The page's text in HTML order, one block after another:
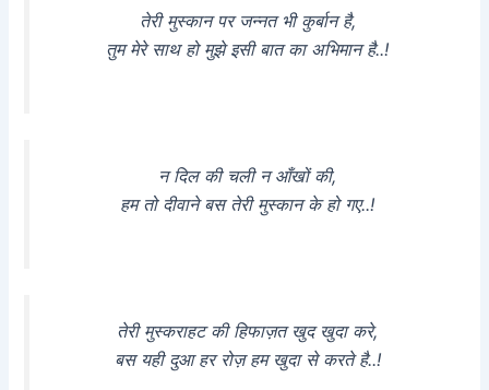
तेरी मुस्कान पर जन्नत भी कुर्बान है,
तुम मेरे साथ हो मुझे इसी बात का अभिमान है..!
न दिल की चली न आँखों की,
हम तो दीवाने बस तेरी मुस्कान के हो गए..!
तेरी मुस्कराहट की हिफाज़त खुद खुदा करे,
बस यही दुआ हर रोज़ हम खुदा से करते है..!